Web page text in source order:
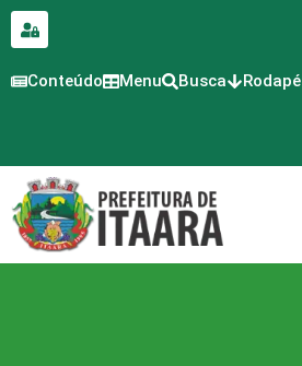
conteúdo
Conteúdo Menu Busca Rodapé